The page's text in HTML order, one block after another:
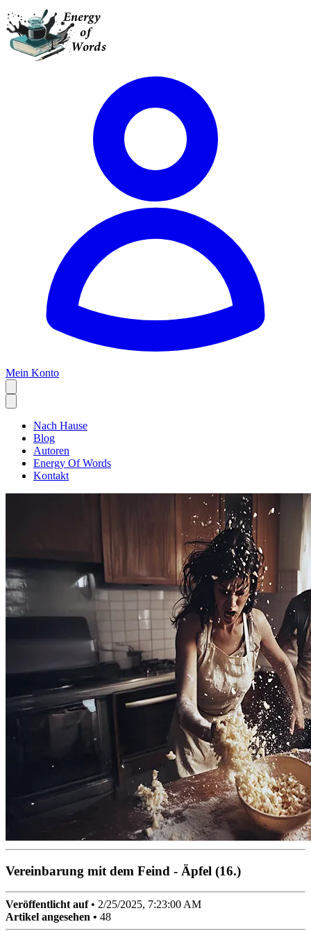
Mein Konto
Nach Hause
Blog
Autoren
Energy Of Words
Kontakt
Vereinbarung mit dem Feind - Äpfel (16.)
Veröffentlicht auf• 2/25/2025, 7:23:00 AM
Artikel angesehen • 48